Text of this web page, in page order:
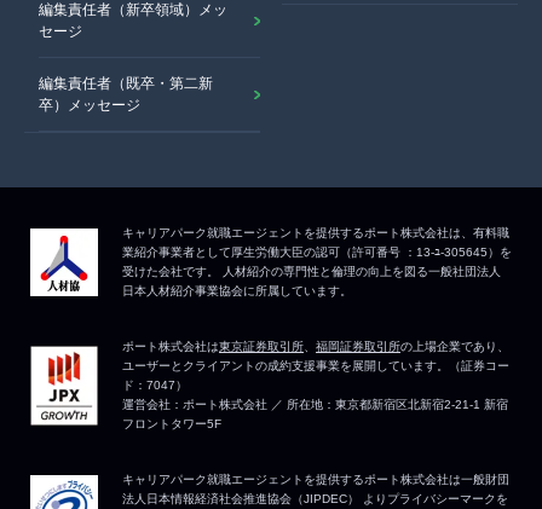
編集責任者（新卒領域）メッ
セージ
編集責任者（既卒・第二新
卒）メッセージ